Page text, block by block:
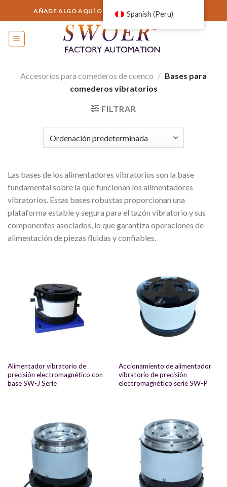
contenido
AÑADE ALGO AQUÍ O SIMPLEMENTE ELIMÍNALO...
Accesorios para comederos de cuenco / Bases para
comederos vibratorios
FILTRAR
Las bases de los alimentadores vibratorios son la base
fundamental sobre la que funcionan los alimentadores
vibratorios. Estas bases robustas proporcionan una
plataforma estable y segura para el tazón vibratorio y sus
componentes asociados, lo que garantiza operaciones de
alimentación de piezas fluidas y confiables.
Alimentador vibratorio de
precisión electromagnético con
base SW-J Serie
Accionamiento de alimentador
vibratorio de precisión
electromagnético serie SW-P
Spanish (Peru)